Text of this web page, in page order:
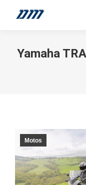
Yamaha
Motos